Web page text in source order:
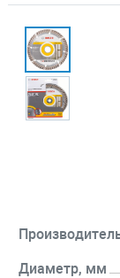
Диаметр, мм